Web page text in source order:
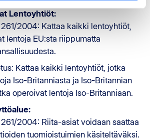
Lentoyhtiöt:
2004: Kattaa kaikki lentoyhtiöt,
lentoja EU:sta riippumatta
Kattaa kaikki lentoyhtiöt, jotka
Iso-Britanniasta ja Iso-Britannian
operoivat lentoja Iso-Britanniaan.
2004: Riita-asiat voidaan saattaa
tuomioistuimien käsiteltäväksi.